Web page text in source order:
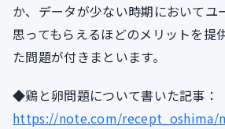
か、データが少ない時期においてユ
思ってもらえるほどのメリットを提
た問題が付きまといます。
◆鶏と卵問題について書いた記事：
https://note.com/recept_oshima/